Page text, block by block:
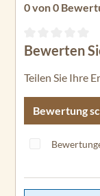
0 von 0
Bewerten
Teilen Sie Ihre
Bewertung